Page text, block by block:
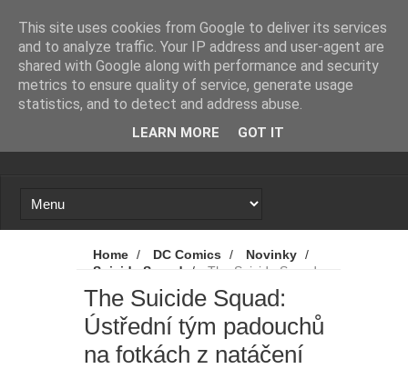
Loading...
Home / DC Comics / Novinky /
Suicide Squad
/
The Suicide Squad:
Ústřední tým padouchů na fotkách z
natáčení
The Suicide Squad:
Ústřední tým padouchů
na fotkách z natáčení
This site uses cookies from Google to deliver its services
and to analyze traffic. Your IP address and user-agent are
shared with Google along with performance and security
metrics to ensure quality of service, generate usage
statistics, and to detect and address abuse.
LEARN MORE GOT IT